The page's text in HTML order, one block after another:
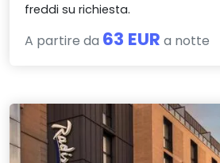
freddi su richiesta.
A partire da 63 EUR a notte